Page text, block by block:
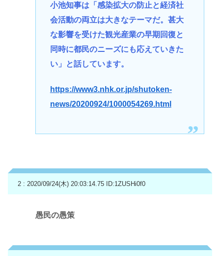
小池知事は「感染拡大の防止と経済社
会活動の両立は大きなテーマだ。甚大
な影響を受けた観光産業の早期回復と
同時に都民のニーズにも応えていきた
い」と話しています。
https://www3.nhk.or.jp/shutoken-
news/20200924/1000054269.html
2 : 2020/09/24(木) 20:03:14.75 ID:1ZUSHi0f0
愚民の愚策